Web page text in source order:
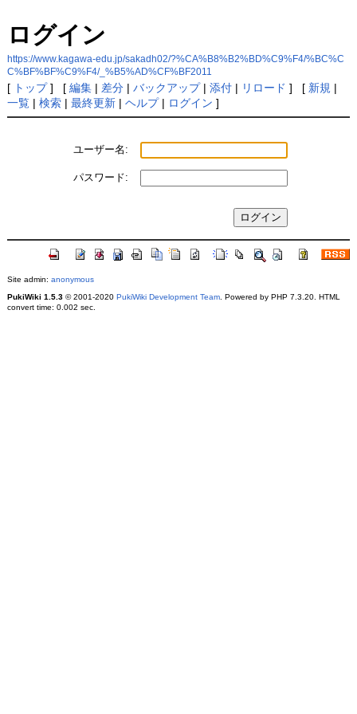
ログイン
https://www.kagawa-edu.jp/sakadh02/?%CA%B8%B2%BD%C9%F4/%BC%C
C%BF%BF%C9%F4/_%B5%AD%CF%BF2011
[ トップ] [ 編集| 差分| バックアップ| 添付| リロード ] [ 新規 |
一覧| 検索| 最終更新| ヘルプ| ログイン ]
ユーザー名:
パスワード:
Site admin: anonymous
PukiWiki 1.5.3© 2001-2020 PukiWiki Development Team. Powered by PHP 7.3.20. HTML
convert time: 0.002 sec.